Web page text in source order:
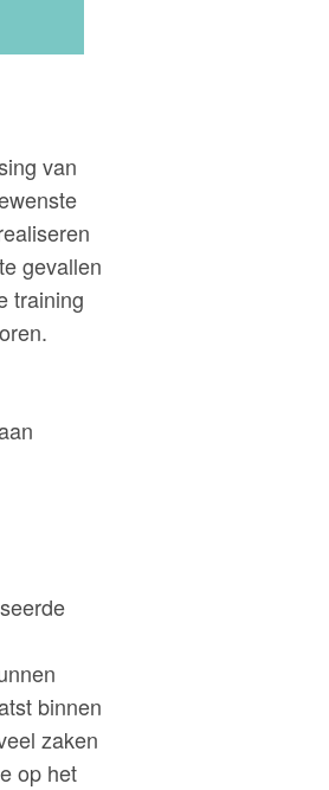
van
gevallen
training
binnen
zaken
op het